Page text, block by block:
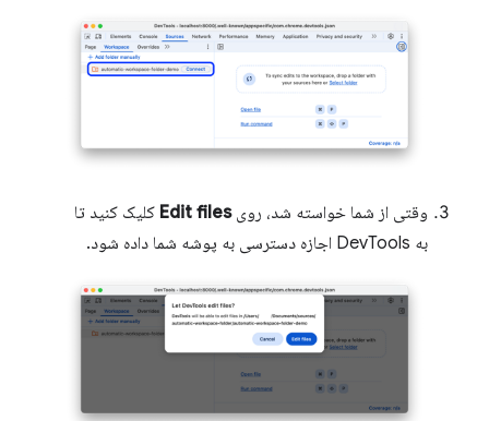
وقتی از شما خواسته شد، رویEdit files کلیک کنید تا
به DevTools اجازه دسترسی به پوشه شما داده شود.